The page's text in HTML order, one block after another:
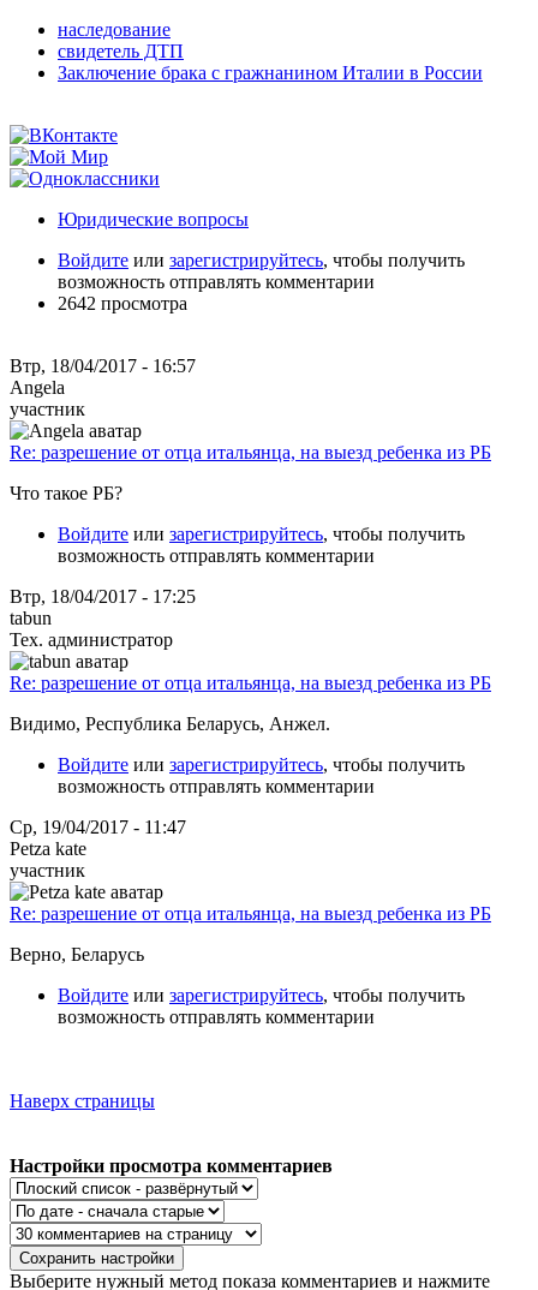
наследование
свидетель ДТП
Заключение брака с гражнанином Италии в России
Юридические вопросы
Войдите или зарегистрируйтесь, чтобы получить
возможность отправлять комментарии
2642 просмотра
Втр, 18/04/2017 - 16:57
Angela
участник
Re: разрешение от отца итальянца, на выезд ребенка из РБ
Что такое РБ?
Войдите или зарегистрируйтесь, чтобы получить
возможность отправлять комментарии
Втр, 18/04/2017 - 17:25
tabun
Тех. администратор
Re: разрешение от отца итальянца, на выезд ребенка из РБ
Видимо, Республика Беларусь, Анжел.
Войдите или зарегистрируйтесь, чтобы получить
возможность отправлять комментарии
Ср, 19/04/2017 - 11:47
Petza kate
участник
Re: разрешение от отца итальянца, на выезд ребенка из РБ
Верно, Беларусь
Войдите или зарегистрируйтесь, чтобы получить
возможность отправлять комментарии
Наверх страницы
Настройки просмотра комментариев
Выберите нужный метод показа комментариев и нажмите